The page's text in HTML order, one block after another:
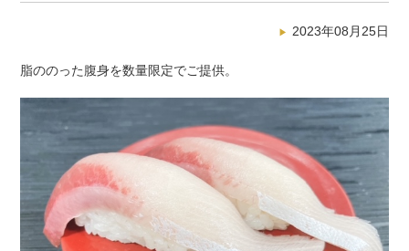
2023年08月25日
脂ののった腹身を数量限定でご提供。